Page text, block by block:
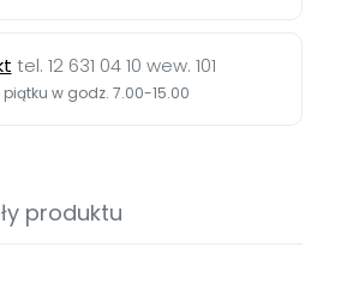
tel. 12 631 04 10 wew. 101
w godz. 7.00-15.00
produktu